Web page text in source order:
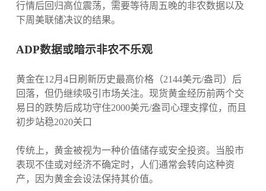
行情后回归高位震荡，需要等待周五晚的非农数据以及
下周美联储决议的结果。
ADP数据或暗示非农不乐观
黄金在12月4日刷新历史最高价格（2144美元/盎司）后
回落，但仍继续吸引市场关注。现货黄金经历前两个交
易日的跌势后成功守住2000美元/盎司心理支撑位，而且
初步站稳2020关口
传统上，黄金被视为一种价值储存或安全投资。当股市
表现不佳或对经济不确定时，人们通常会转向这种资
产，因为黄金会设法保持其价值。